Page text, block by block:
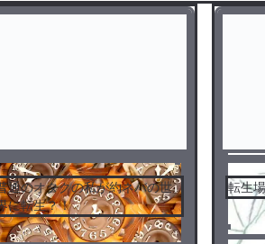
通のオタクの私が約ネバの世
に転生？！
転生